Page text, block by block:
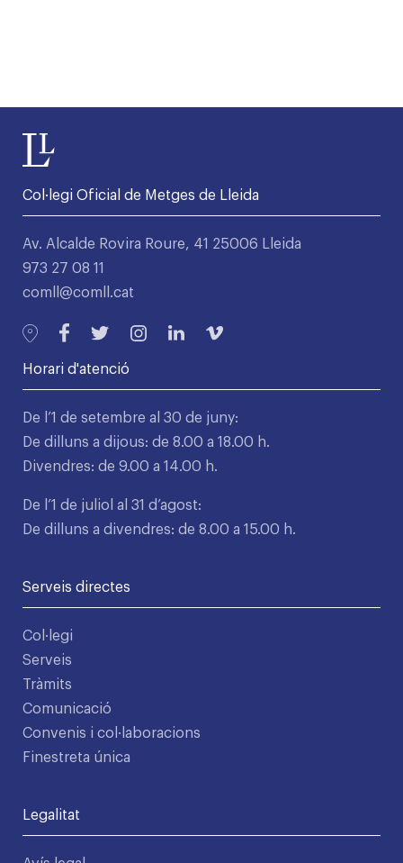
Col·legi Oficial de Metges de Lleida
Av. Alcalde Rovira Roure, 41 25006 Lleida
973 27 08 11
comll@comll.cat
Horari d'atenció
De l’1 de setembre al 30 de juny:
De dilluns a dijous: de 8.00 a 18.00 h.
Divendres: de 9.00 a 14.00 h.
De l’1 de juliol al 31 d’agost:
De dilluns a divendres: de 8.00 a 15.00 h.
Serveis directes
Col·legi
Serveis
Tràmits
Comunicació
Convenis i col·laboracions
Finestreta única
Legalitat